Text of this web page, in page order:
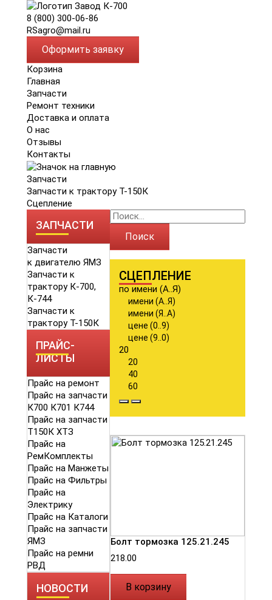
8 (800) 300-06-86
RSagro@mail.ru
Оформить заявку
Корзина
Главная
Запчасти
Ремонт техники
Доставка и оплата
О нас
Отзывы
Контакты
Запчасти
Запчасти к трактору Т-150К
Сцепление
ЗАПЧАСТИ
Запчасти
к двигателю ЯМЗ
Запчасти к
трактору К-700,
К-744
Запчасти к
трактору Т-150К
ПРАЙС-
ЛИСТЫ
Прайс на ремонт
Прайс на запчасти
К700 К701 К744
Прайс на запчасти
Т150К ХТЗ
Прайс на
РемКомплекты
Прайс на Манжеты
Прайс на Фильтры
Прайс на
Электрику
Прайс на Каталоги
Прайс на запчасти
ЯМЗ
Прайс на ремни
РВД
НОВОСТИ
Поиск
СЦЕПЛЕНИЕ
по имени (А..Я)
имени (А..Я)
имени (Я..А)
цене (0..9)
цене (9..0)
20
20
40
60
Болт тормозка 125.21.245
218.00
В корзину